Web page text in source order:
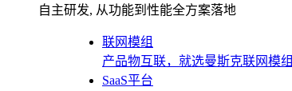
自主研发, 从功能到性能全方案落地
联网模组
产品物互联，就选曼斯克联网模组
SaaS平台